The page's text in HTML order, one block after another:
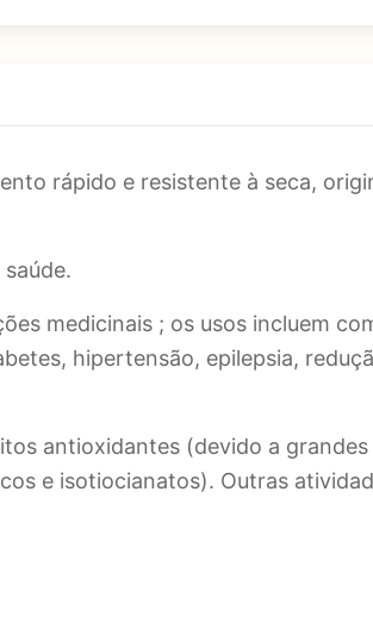
rápido e resistente à seca,
medicinais ; os usos incluem
hipertensão, epilepsia,
antioxidantes (devido a
e isotiocianatos). Outras